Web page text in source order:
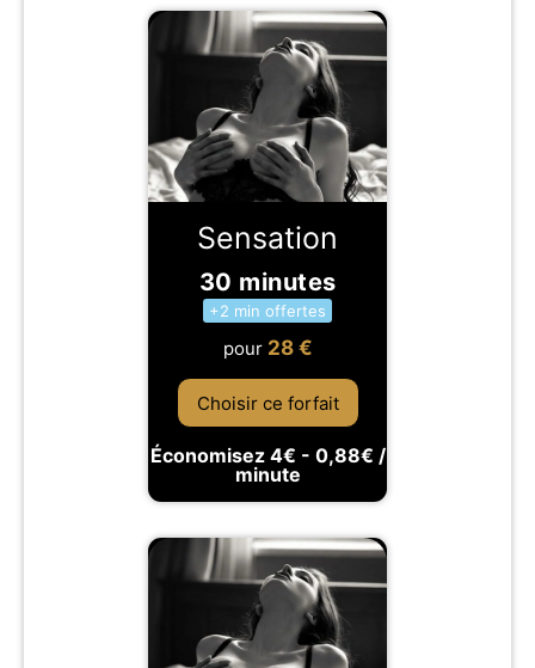
Sensation
30 minutes
+2 min offertes
pour 28 €
Choisir ce forfait
Économisez 4€ - 0,88€ /
minute